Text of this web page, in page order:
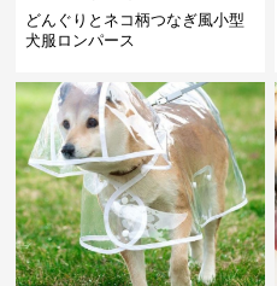
どんぐりとネコ柄つなぎ風小型
犬服ロンパース